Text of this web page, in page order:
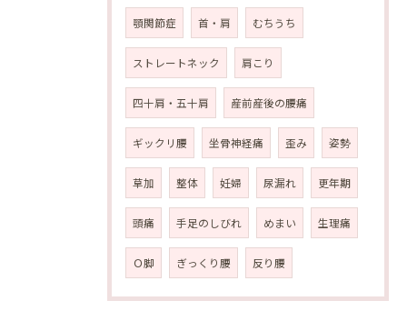
顎関節症 首・肩 むちうち
ストレートネック 肩こり
四十肩・五十肩 産前産後の腰痛
ギックリ腰 坐骨神経痛 歪み 姿勢
草加 整体 妊婦 尿漏れ 更年期
頭痛 手足のしびれ めまい 生理痛
Ｏ脚 ぎっくり腰 反り腰